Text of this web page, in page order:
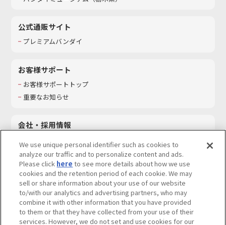
公式通販サイト
プレミアムバンダイ
お客様サポート
お客様サポートトップ
重要なお知らせ
会社・採用情報
採用情報
サステナビリティ
お問い合わせ
ウェブサイトご利用条件 ソーシャルメディアポリシー
We use unique personal identifier such as cookies to
analyze our traffic and to personalize content and ads.
Please click here to see more details about how we use
cookies and the retention period of each cookie. We may
sell or share information about your use of our website
to/with our analytics and advertising partners, who may
combine it with other information that you have provided
to them or that they have collected from your use of their
services. However, we do not set and use cookies for our